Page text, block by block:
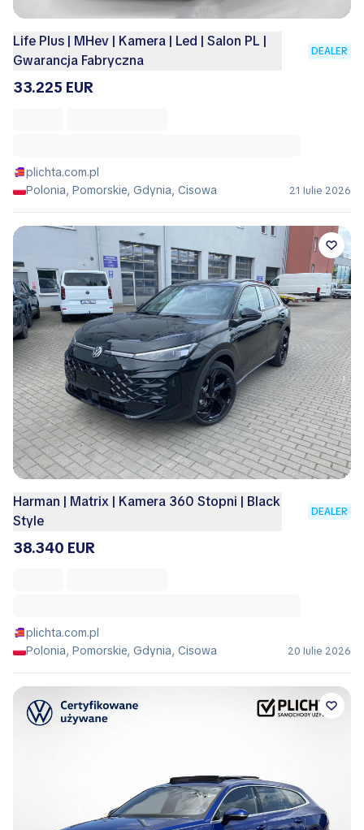
Life Plus | MHev | Kamera | Led | Salon PL |
Gwarancja Fabryczna
DEALER
33.225 EUR
plichta.com.pl
Polonia, Pomorskie, Gdynia, Cisowa
21 Iulie 2026
Harman | Matrix | Kamera 360 Stopni | Black
Style
DEALER
38.340 EUR
plichta.com.pl
Polonia, Pomorskie, Gdynia, Cisowa
20 Iulie 2026